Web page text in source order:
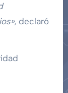
, declaró